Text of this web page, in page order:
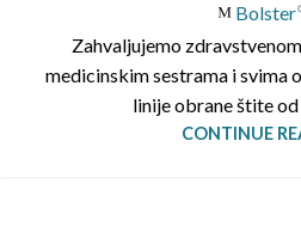
Bolster
Zahvaljujemo
medicinskim sestrama i svima
linije obrane štite
CONTINUE